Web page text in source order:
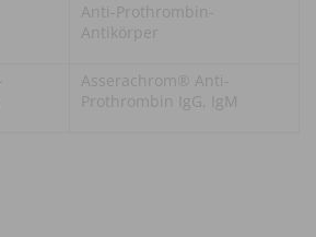
Anti-Prothrombin-
Antikörper
Asserachrom® Anti-
Prothrombin IgG, IgM